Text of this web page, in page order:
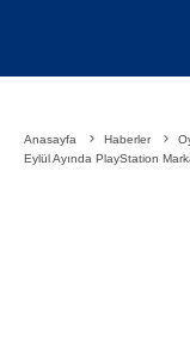
Anasayfa Haberler
Eylül Ayında PlayStation